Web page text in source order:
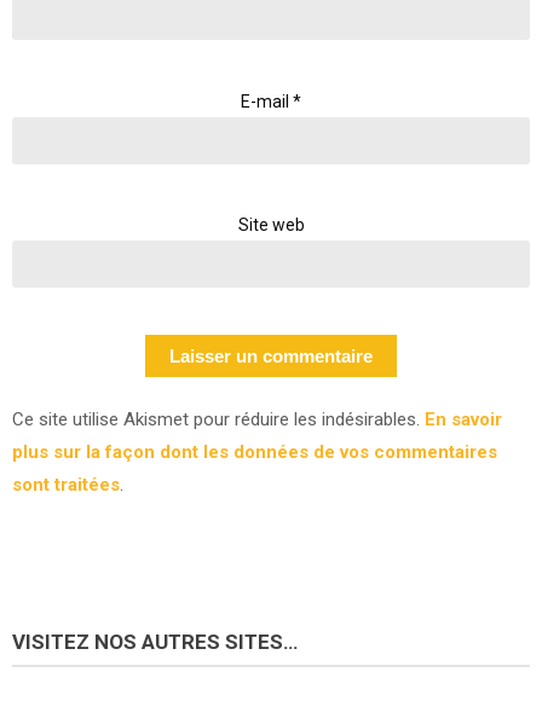
E-mail *
Site web
Ce site utilise Akismet pour réduire les indésirables. En savoir
plus sur la façon dont les données de vos commentaires
sont traitées.
VISITEZ NOS AUTRES SITES…